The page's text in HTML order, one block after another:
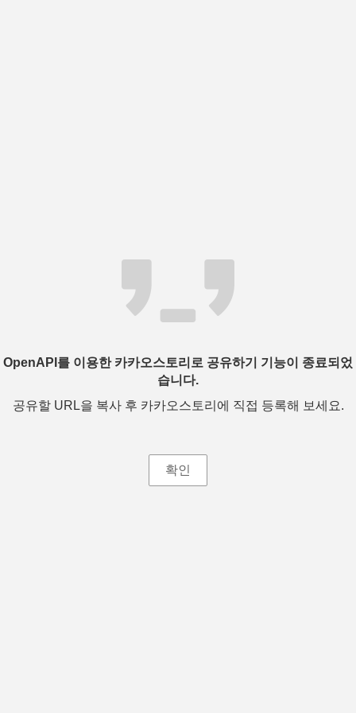
OpenAPI를 이용한 카카오스토리로 공유하기 기능이 종료되었
습니다.
공유할 URL을 복사 후 카카오스토리에 직접 등록해 보세요.
확인